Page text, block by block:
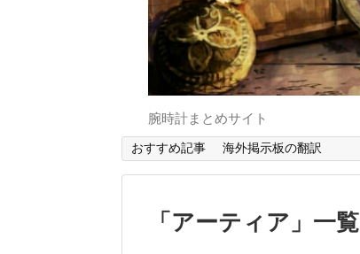
腕時計まとめサイト
おすすめ記事 海外掲示板の翻訳
「 アーティア 」 一覧